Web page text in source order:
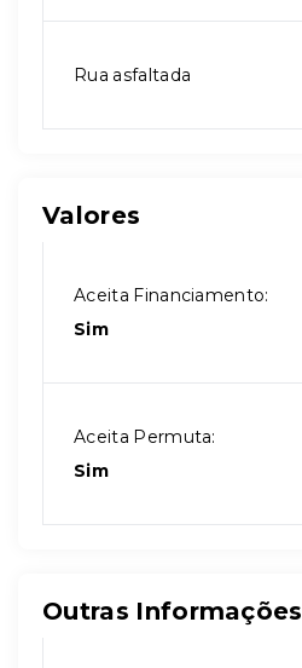
Rua asfaltada
Valores
Aceita Financiamento:
Sim
Aceita Permuta:
Sim
Outras Informações